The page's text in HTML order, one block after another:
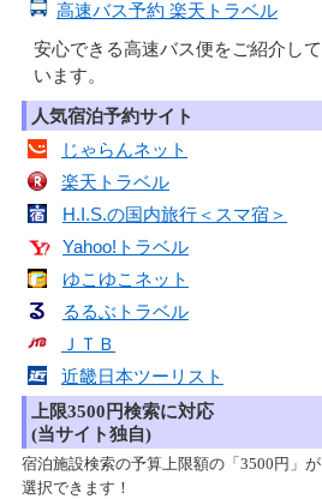
高速バス予約 楽天トラベル
安心できる高速バス便をご紹介して
います。
人気宿泊予約サイト
じゃらんネット
楽天トラベル
H.I.S.の国内旅行＜スマ宿＞
Yahoo!トラベル
ゆこゆこネット
るるぶトラベル
ＪＴＢ
近畿日本ツーリスト
上限3500円検索に対応
(当サイト独自)
宿泊施設検索の予算上限額の「3500円」が
選択できます！